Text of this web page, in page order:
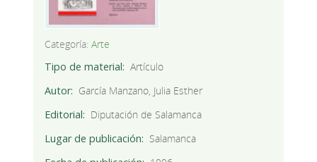
Categoría: Arte
Tipo de material
Artículo
Autor
García Manzano, Julia Esther
Editorial
Diputación de Salamanca
Lugar de publicación
Salamanca